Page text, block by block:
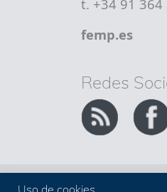
t. +34 91 364
femp.es
Redes
Uso de cookies